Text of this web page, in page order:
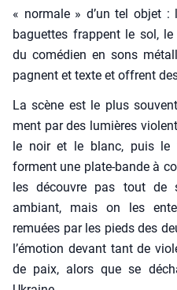
« nor­male » d’un tel objet
baguettes frappent le sol,
du comé­dien en sons
pagnent et texte et offrent
La scène est le plus
ment par des lumières
le noir et le blanc, puis le
forment une plate-bande à
les découvre pas tout de
ambiant, mais on les
remuées par les pieds des
l’émotion devant tant de
de paix, alors que se